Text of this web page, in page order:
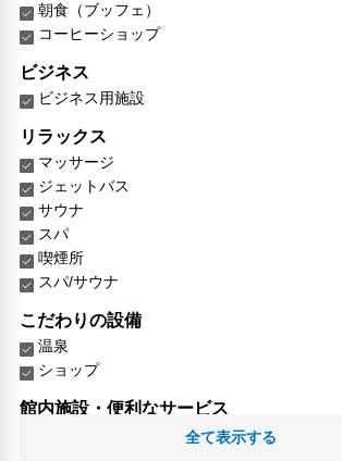
朝食（ブッフェ）
コーヒーショップ
ビジネス
ビジネス用施設
リラックス
マッサージ
ジェットバス
サウナ
スパ
喫煙所
スパ/サウナ
こだわりの設備
温泉
ショップ
館内施設・便利なサービス
全て表示する